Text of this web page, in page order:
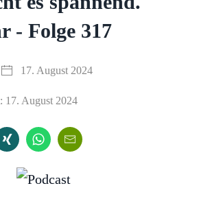
- Folge 317
17. August 2024
17. August 2024